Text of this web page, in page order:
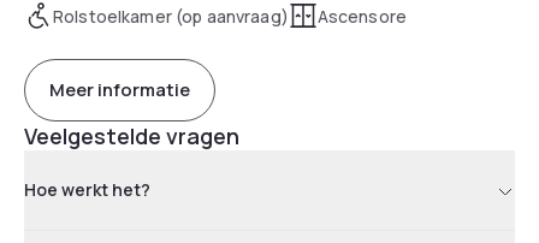
Rolstoelkamer (op aanvraag)
Ascensore
Meer informatie
Veelgestelde vragen
Hoe werkt het?